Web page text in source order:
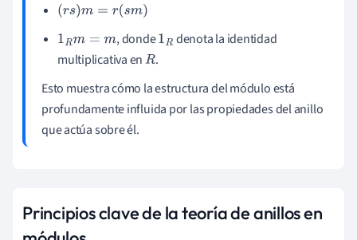
(rs)m=r (sm)
1Rm= m , donde1R denota la identidad
multiplicativa enR .
Esto muestra cómo la estructura del módulo está
profundamente influida por las propiedades del anillo
que actúa sobre él.
Principios clave de la teoría de anillos en